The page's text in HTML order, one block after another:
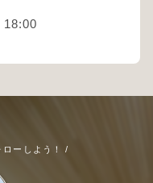
18:00
ーしよう！ /